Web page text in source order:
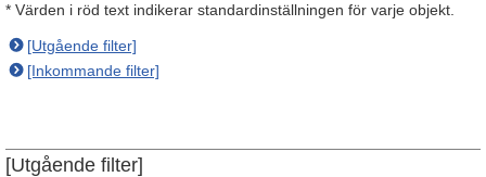
* Värden i röd text indikerar standardinställningen för varje objekt.
[Utgående filter]
[Inkommande filter]
[Utgående filter]